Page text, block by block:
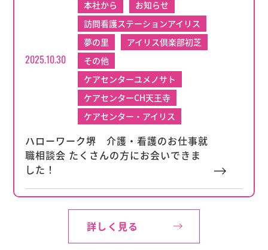
2025.10.30
本社から
お知らせ
訪問看護ステーションアイリス
夢の里
アイリス倶楽部初芝
その他
ケアセンターユメノサト
ケアセンターCH天王寺
ケアセンター・アイリス
ハローワーク堺 介護・看護のお仕事就
職相談会 たくさんの方にお会いできま
した！
ケアセンターCH天王寺
詳しく見る